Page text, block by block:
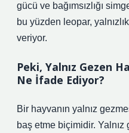
gücü ve bağımsızlığı
bu yüzden leopar,
veriyor.
Peki, Yalnız Gezen
Ne İfade Ediyor?
Bir hayvanın yalnız
baş etme biçimidir. Yalnız